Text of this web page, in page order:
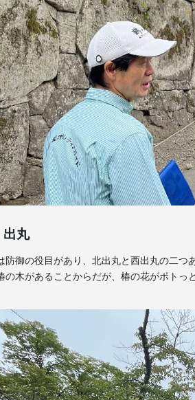
出丸
防御の役目があり、北出丸と西出丸の二
の木があることからだが、椿の花がポト